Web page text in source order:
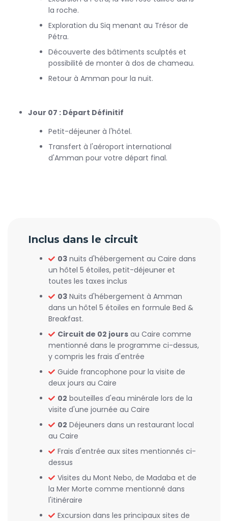
la roche.
Exploration du Siq menant au Trésor de
Pétra.
Découverte des bâtiments sculptés et
possibilité de monter à dos de chameau.
Retour à Amman pour la nuit.
Jour 07 : Départ Définitif
Petit-déjeuner à l'hôtel.
Transfert à l'aéroport international
d'Amman pour votre départ final.
Inclus dans le circuit
03 nuits d'hébergement au Caire dans
un hôtel 5 étoiles, petit-déjeuner et
toutes les taxes inclus
03 Nuits d'hébergement à Amman
dans un hôtel 5 étoiles en formule Bed &
Breakfast.
Circuit de 02 jours au Caire comme
mentionné dans le programme ci-dessus,
y compris les frais d'entrée
Guide francophone pour la visite de
deux jours au Caire
02 bouteilles d'eau minérale lors de la
visite d'une journée au Caire
02 Déjeuners dans un restaurant local
au Caire
Frais d'entrée aux sites mentionnés ci-
dessus
Visites du Mont Nebo, de Madaba et de
la Mer Morte comme mentionné dans
l'itinéraire
Excursion dans les principaux sites de